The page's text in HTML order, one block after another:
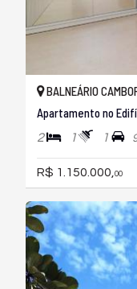
BALNEÁRIO
Apartamento no
2 1 1
R$ 1.150.000, 00